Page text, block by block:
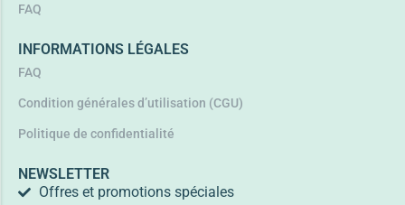
FAQ
INFORMATIONS LÉGALES
FAQ
Condition générales d’utilisation (CGU)
Politique de confidentialité
NEWSLETTER
Offres et promotions spéciales